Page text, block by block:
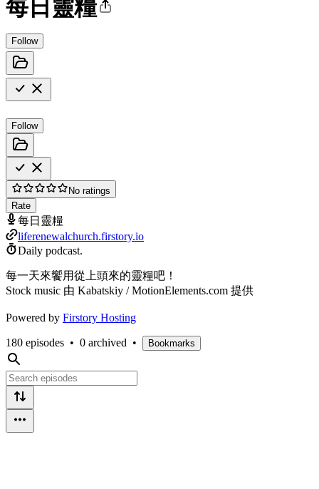
每日靈糧
Follow
Follow
No ratings
Rate
每日靈糧
liferenewalchurch.firstory.io
Daily podcast.
每一天來饗用從上頭來的靈糧吧！
Stock music 由 Kabatskiy / MotionElements.com 提供
Powered by Firstory Hosting
180 episodes • 0 archived • Bookmarks